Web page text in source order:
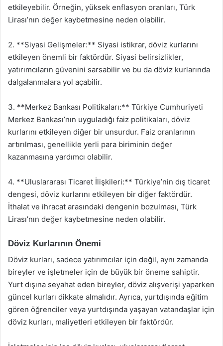
etkileyebilir. Örneğin, yüksek enflasyon oranları, Türk
Lirası’nın değer kaybetmesine neden olabilir.
2. **Siyasi Gelişmeler:** Siyasi istikrar, döviz kurlarını
etkileyen önemli bir faktördür. Siyasi belirsizlikler,
yatırımcıların güvenini sarsabilir ve bu da döviz kurlarında
dalgalanmalara yol açabilir.
3. **Merkez Bankası Politikaları:** Türkiye Cumhuriyeti
Merkez Bankası’nın uyguladığı faiz politikaları, döviz
kurlarını etkileyen diğer bir unsurdur. Faiz oranlarının
artırılması, genellikle yerli para biriminin değer
kazanmasına yardımcı olabilir.
4. **Uluslararası Ticaret İlişkileri:** Türkiye’nin dış ticaret
dengesi, döviz kurlarını etkileyen bir diğer faktördür.
İthalat ve ihracat arasındaki dengenin bozulması, Türk
Lirası’nın değer kaybetmesine neden olabilir.
Döviz Kurlarının Önemi
Döviz kurları, sadece yatırımcılar için değil, aynı zamanda
bireyler ve işletmeler için de büyük bir öneme sahiptir.
Yurt dışına seyahat eden bireyler, döviz alışverişi yaparken
güncel kurları dikkate almalıdır. Ayrıca, yurtdışında eğitim
gören öğrenciler veya yurtdışında yaşayan vatandaşlar için
döviz kurları, maliyetleri etkileyen bir faktördür.